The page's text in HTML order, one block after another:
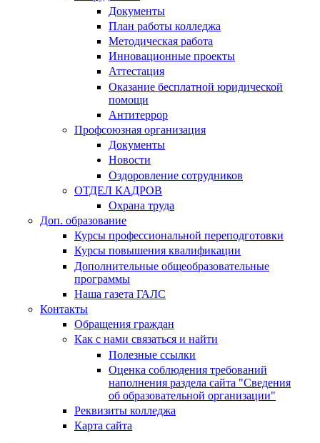
Документы
План работы колледжа
Методическая работа
Инновационные проекты
Аттестация
Оказание бесплатной юридической
помощи
Антитеррор
Профсоюзная организация
Документы
Новости
Оздоровление сотрудников
ОТДЕЛ КАДРОВ
Охрана труда
Доп. образование
Курсы профессиональной переподготовки
Курсы повышения квалификации
Дополнительные общеобразовательные
программы
Наша газета ГАЛС
Контакты
Обращения граждан
Как с нами связаться и найти
Полезные ссылки
Оценка соблюдения требований
наполнения раздела сайта "Сведения
об образовательной организации"
Реквизиты колледжа
Карта сайта